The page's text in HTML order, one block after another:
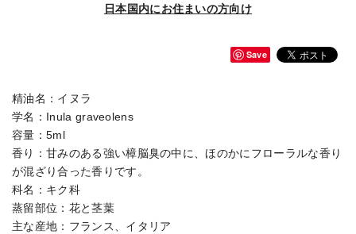
日本国内にお住まいの方向け
Save
精油名：イヌラ
学名：Inula graveolens
容量：5ml
香り：甘みのある強い樟脳臭の中に、ほのかにフローラルな香り
が混ざり合った香りです。
科名：キク科
蒸留部位：花と茎葉
主な産地：フランス、イタリア